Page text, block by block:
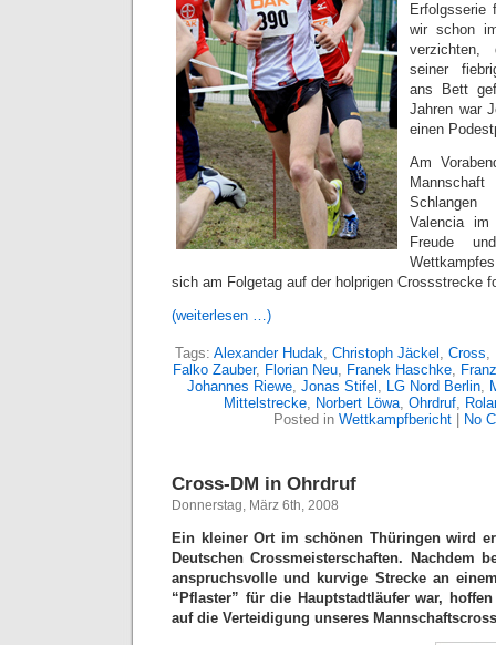
Erfolgsserie
wir schon
seiner
ans Bett
Jahren war
einen
Am
Valencia im
Freude
sich am Folgetag auf der holprigen Crossstrecke
(weiterlesen …)
Tags: Alexander Hudak, Christoph Jäckel , Cross,
Falko Zauber, Florian Neu, Franek Haschke,
Johannes Riewe, Jonas Stifel , LG Nord Berlin,
Mittelstrecke, Norbert Löwa, Ohrdruf,
Posted in Wettkampfbericht No
Cross-DM in Ohrdruf
Donnerstag, März 6th, 2008
Ein kleiner Ort im schönen Thüringen wird
Deutschen Crossmeisterschaften. Nachdem
anspruchsvolle und kurvige Strecke an
“Pflaster” für die Hauptstadtläufer war,
auf die Verteidigung unseres